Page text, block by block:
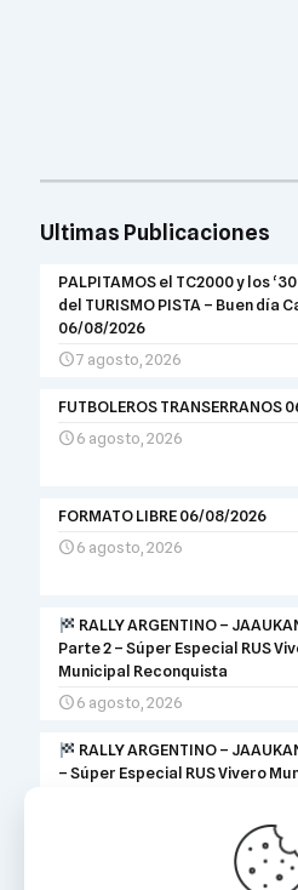
Ultimas Publicaciones
PALPITAMOS el TC2000 y los
del TURISMO PISTA – Buen día
06/08/2026
7 agosto, 2026
FUTBOLEROS TRANSERRANOS
6 agosto, 2026
FORMATO LIBRE 06/08/2026
6 agosto, 2026
RALLY ARGENTINO –
Parte 2 – Súper Especial RUS
Municipal Reconquista
6 agosto, 2026
RALLY ARGENTINO –
– Súper Especial RUS Vivero